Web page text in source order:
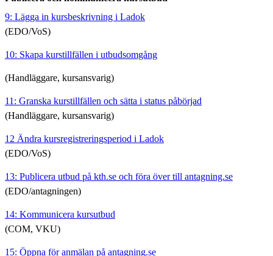
9: Lägga in kursbeskrivning i Ladok
(EDO/VoS)
10: Skapa kurstillfällen i utbudsomgång
(Handläggare, kursansvarig)
11: Granska kurstillfällen och sätta i status påbörjad
(Handläggare, kursansvarig)
12 Ändra kursregistreringsperiod i Ladok
(EDO/VoS)
13: Publicera utbud på kth.se och föra över till antagning.se
(EDO/antagningen)
14: Kommunicera kursutbud
(COM, VKU)
15: Öppna för anmälan på antagning.se